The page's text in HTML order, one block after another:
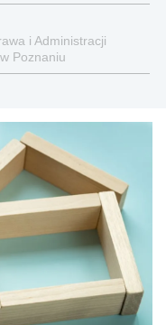
i Administracji
Poznaniu